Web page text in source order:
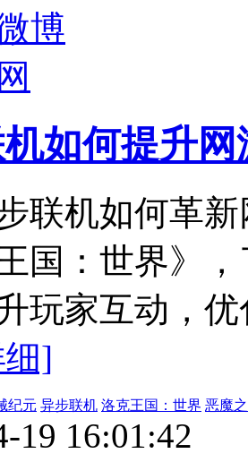
博
如何提升网
联机如何革
王国：世界》
玩家互动，
]
纪元 异步联机 洛克王国：世界 恶魔
19 16:01:42